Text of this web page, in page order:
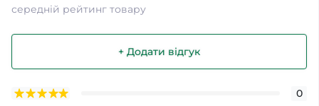
середній рейтинг товару
+ Додати відгук
0